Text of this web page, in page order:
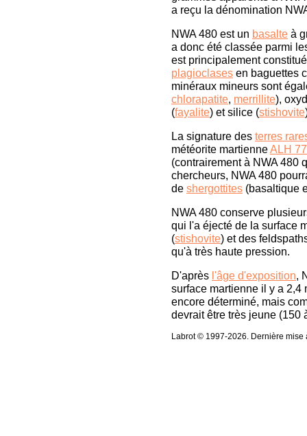
a reçu la dénomination
NWA 480 est un basalte à
a donc été classée parmi
est principalement
plagioclases en baguettes
minéraux mineurs sont
chlorapatite, merrillite),
(fayalite) et silice (stishovite
La signature des terres
météorite martienneALH
(contrairement à NWA 480
chercheurs, NWA 480
de shergottites (basaltique
NWA 480 conserve
qui l'a éjecté de la surface
(stishovite) et des
qu'à très haute pression.
D'après l'âge d'exposition,
surface martienne il y a
encore déterminé, mais
devrait être très jeune (150
Labrot © 1997-2026. Dernière mise